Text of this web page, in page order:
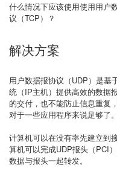
什么情况下应该使用使用用户
议（TCP）？
解决方案
用户数据报协议（UDP）是基
统（IP主机）提供高效的数据
的交付，也不能防止信息重复
对于一些应用程序来说足够了。
计算机可以在没有率先建立到
算机可以完成UDP报头（PCI
数据与报头一起转发。